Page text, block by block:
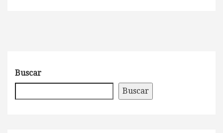
Buscar
Buscar